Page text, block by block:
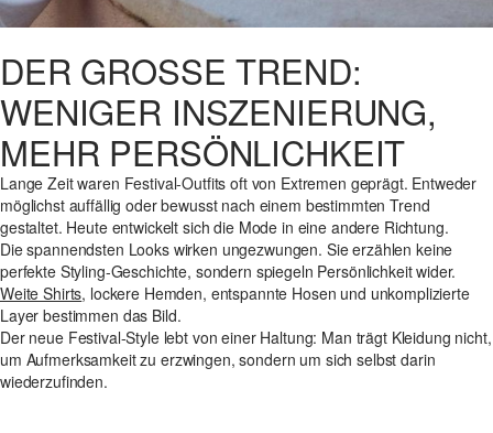
DER GROSSE TREND: W
ENIGER INSZENIERUNG, M
EHR PERSÖNLICHKEIT
Lange Zeit waren Festival-Outfits oft von Extremen geprägt. Entweder
möglichst auffällig oder bewusst nach einem bestimmten Trend
gestaltet. Heute entwickelt sich die Mode in eine andere Richtung.
Die spannendsten Looks wirken ungezwungen. Sie erzählen keine
perfekte Styling-Geschichte, sondern spiegeln Persönlichkeit wider.
Weite Shirts, lockere Hemden, entspannte Hosen und unkomplizierte
Layer bestimmen das Bild.
Der neue Festival-Style lebt von einer Haltung: Man trägt Kleidung nicht,
um Aufmerksamkeit zu erzwingen, sondern um sich selbst darin
wiederzufinden.